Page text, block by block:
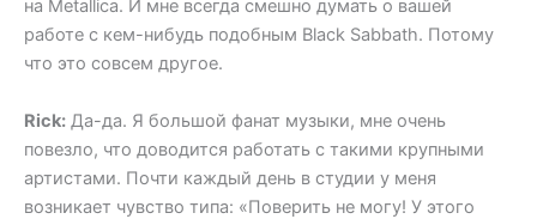
на Metallica. И мне всегда смешно думать о вашей
работе с кем-нибудь подобным Black Sabbath. Потому
что это совсем другое.
Rick: Да-да. Я большой фанат музыки, мне очень
повезло, что доводится работать с такими крупными
артистами. Почти каждый день в студии у меня
возникает чувство типа: «Поверить не могу! У этого